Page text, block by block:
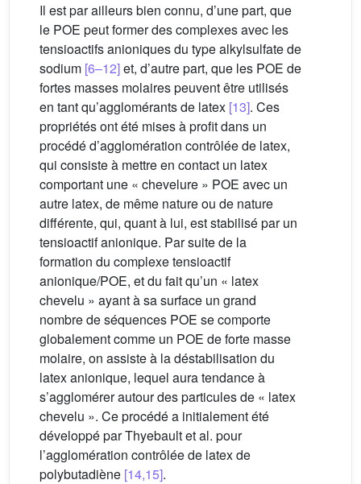
Il est par ailleurs bien connu, d’une part, que
le POE peut former des complexes avec les
tensioactifs anioniques du type alkylsulfate de
sodium [6–12]et, d’autre part, que les POE de
fortes masses molaires peuvent être utilisés
en tant qu’agglomérants de latex [13]. Ces
propriétés ont été mises à profit dans un
procédé d’agglomération contrôlée de latex,
qui consiste à mettre en contact un latex
comportant une « chevelure » POE avec un
autre latex, de même nature ou de nature
différente, qui, quant à lui, est stabilisé par un
tensioactif anionique. Par suite de la
formation du complexe tensioactif
anionique/POE, et du fait qu’un « latex
chevelu » ayant à sa surface un grand
nombre de séquences POE se comporte
globalement comme un POE de forte masse
molaire, on assiste à la déstabilisation du
latex anionique, lequel aura tendance à
s’agglomérer autour des particules de « latex
chevelu ». Ce procédé a initialement été
développé par Thyebault et al. pour
l’agglomération contrôlée de latex de
polybutadiène [14,15].